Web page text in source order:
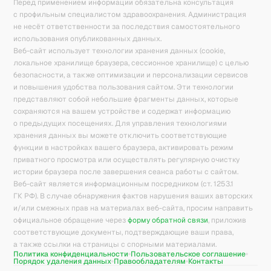
Перед применением информации обязательна консультация
с профильным специалистом здравоохранения. Администрация
не несёт ответственности за последствия самостоятельного
использования опубликованных данных.
Веб-сайт использует технологии хранения данных (cookie,
локальное хранилище браузера, сессионное хранилище) с целью
безопасности, а также оптимизации и персонализации сервисов
и повышения удобства пользования сайтом. Эти технологии
представляют собой небольшие фрагменты данных, которые
сохраняются на вашем устройстве и содержат информацию
о предыдущих посещениях. Для управления технологиями
хранения данных вы можете отключить соответствующие
функции в настройках вашего браузера, активировать режим
приватного просмотра или осуществлять регулярную очистку
истории браузера после завершения сеанса работы с сайтом.
Веб-сайт является информационным посредником (ст. 1253.1
ГК РФ). В случае обнаружения фактов нарушения ваших авторских
и/или смежных прав на материалах веб-сайта, просим направить
официальное обращение через форму обратной связи, приложив
соответствующие документы, подтверждающие ваши права,
а также ссылки на страницы с спорными материалами.
Политика конфиденциальности Пользовательское соглашение
Порядок удаления данных Правообладателям Контакты